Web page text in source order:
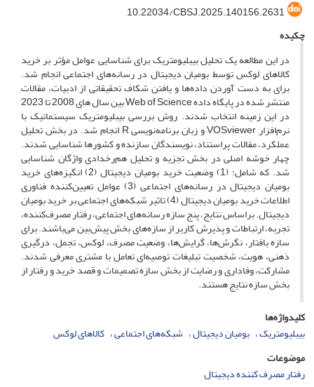
10.22034/CBSJ.2025.140156.2631
چکیده
در این مطالعه یک تحلیل بیبلیومتریک برای شناسایی عوامل مؤثر بر خرید
کالاهای لوکس توسط بومیان دیجیتال در رسانه‌های اجتماعی انجام شد.
برای به دست آوردن داده‌ها و یافتن شکاف تحقیقاتی از ادبیات، مقالات
منتشر شده در پایگاه داده Web of Science بین سال های 2008 تا 2023
در این زمینه انتخاب شدند. روش بررسی بیبلیومتریک سیستماتیک با
نرم‌افزار VOSviewer و زبان برنامه‌نویسی R انجام شد. در بخش تحلیل
عملکرد، مقالات پراستناد، نویسندگان سازنده و کشورها شناسایی شدند.
چهار خوشه اصلی در بخش تجزیه و تحلیل هم‌رخدادی واژگان شناسایی
شد. که شامل: (1) وضعیت خرید بومیان دیجیتال (2) انگیزه‌های خرید
بومیان دیجیتال در رسانه‌های اجتماعی (3) عوامل تعیین‌کننده فناوری
اطلاعات خرید بومیان دیجیتال (4) تاثیر شبکه‌های اجتماعی بر خرید بومیان
دیجیتال. براساس نتایج، پنج سازه رسانه‌های اجتماعی، رفتار مصرف‌کننده،
تجربه، ارتباطات و پذیرش کاربر از سازه‌های بخش پیش‌بین می‌باشند. برای
سازه بافتار، نگرش‌ها، گرایش‌‌ها، وضعیت مصرف، لوکس، تجمل، درگیری
ذهنی، هویت، شخصیت تبلیغات توصیه‌ای تعامل با مشتری معرفی شدند.
مشارکت، وفاداری و رضایت از بخش سازه تصمیمات و قصد خرید و رفتار از
بخش سازه نتایج هستند.
کلیدواژه‌ها
بیبلیومتریک بومیان دیجیتال شبکه‌های اجتماعی کالاهای لوکس
موضوعات
رفتار مصرف کننده دیجیتال